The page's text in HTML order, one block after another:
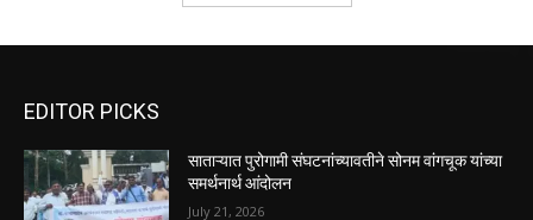
EDITOR PICKS
साताऱ्यात पुरोगामी संघटनांच्यावतीने सोनम वांगचूक यांच्या
समर्थनार्थ आंदोलन
July 21, 2026